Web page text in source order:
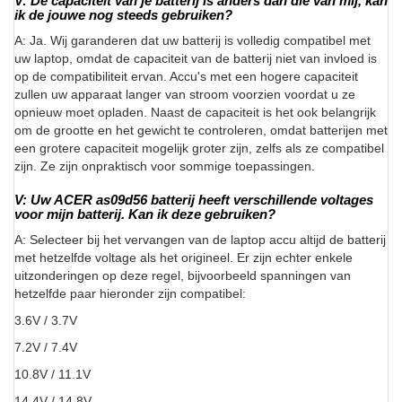
ik de jouwe nog steeds gebruiken?
A: Ja. Wij garanderen dat uw batterij is volledig compatibel met
uw laptop, omdat de capaciteit van de batterij niet van invloed is
op de compatibiliteit ervan. Accu's met een hogere capaciteit
zullen uw apparaat langer van stroom voorzien voordat u ze
opnieuw moet opladen. Naast de capaciteit is het ook belangrijk
om de grootte en het gewicht te controleren, omdat batterijen met
een grotere capaciteit mogelijk groter zijn, zelfs als ze compatibel
zijn. Ze zijn onpraktisch voor sommige toepassingen.
V: Uw ACER as09d56 batterij heeft verschillende voltages
voor mijn batterij. Kan ik deze gebruiken?
A: Selecteer bij het vervangen van de laptop accu altijd de batterij
met hetzelfde voltage als het origineel. Er zijn echter enkele
uitzonderingen op deze regel, bijvoorbeeld spanningen van
hetzelfde paar hieronder zijn compatibel:
3.6V / 3.7V
7.2V / 7.4V
10.8V / 11.1V